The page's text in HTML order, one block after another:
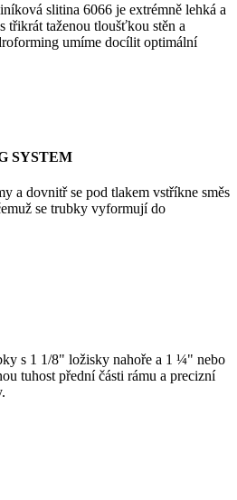
slitina 6066 je extrémně lehká a
taženou tloušťkou stěn a
umíme docílit optimální
SYSTEM
a dovnitř se pod tlakem vstříkne směs
se trubky vyformují do
s 1 1/8" ložisky nahoře a 1 ¼" nebo
tuhost přední části rámu a precizní